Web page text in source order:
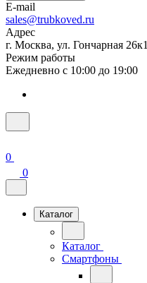
E-mail
sales@trubkoved.ru
Адрес
г. Москва, ул. Гончарная 26к1
Режим работы
Ежедневно с 10:00 до 19:00
0
0
Каталог
Каталог
Смартфоны